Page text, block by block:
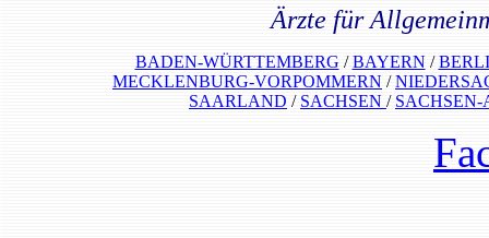
Ärzte für
BADEN-WÜRTTEMBERG /BAYERN/
MECKLENBURG-VORPOMMERN /
SAARLAND / SACHSEN /